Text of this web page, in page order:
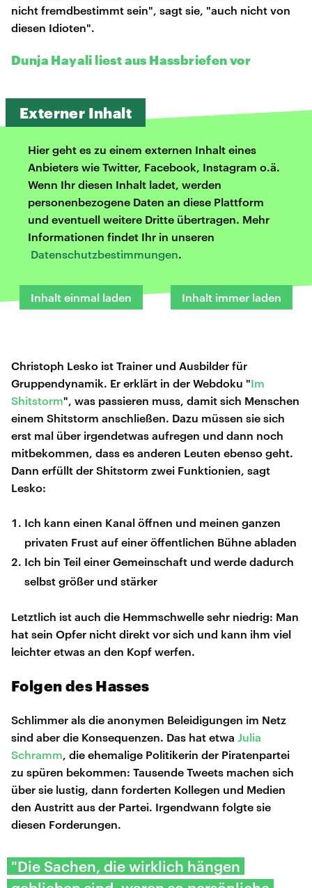
nicht fremdbestimmt sein", sagt sie, "auch nicht von
diesen Idioten".
Dunja Hayali liest aus Hassbriefen vor
Externer Inhalt
Hier geht es zu einem externen Inhalt eines
Anbieters wie Twitter, Facebook, Instagram o.ä.
Wenn Ihr diesen Inhalt ladet, werden
personenbezogene Daten an diese Plattform
und eventuell weitere Dritte übertragen. Mehr
Informationen findet Ihr in unseren
Datenschutzbestimmungen.
Inhalt einmal laden Inhalt immer laden
Christoph Lesko ist Trainer und Ausbilder für
Gruppendynamik. Er erklärt in der Webdoku "Im
Shitstorm", was passieren muss, damit sich Menschen
einem Shitstorm anschließen. Dazu müssen sie sich
erst mal über irgendetwas aufregen und dann noch
mitbekommen, dass es anderen Leuten ebenso geht.
Dann erfüllt der Shitstorm zwei Funktionien, sagt
Lesko:
Ich kann einen Kanal öffnen und meinen ganzen
privaten Frust auf einer öffentlichen Bühne abladen
Ich bin Teil einer Gemeinschaft und werde dadurch
selbst größer und stärker
Letztlich ist auch die Hemmschwelle sehr niedrig: Man
hat sein Opfer nicht direkt vor sich und kann ihm viel
leichter etwas an den Kopf werfen.
Folgen des Hasses
Schlimmer als die anonymen Beleidigungen im Netz
sind aber die Konsequenzen. Das hat etwa Julia
Schramm , die ehemalige Politikerin der Piratenpartei
zu spüren bekommen: Tausende Tweets machen sich
über sie lustig, dann forderten Kollegen und Medien
den Austritt aus der Partei. Irgendwann folgte sie
diesen Forderungen.
"Die Sachen, die wirklich hängen